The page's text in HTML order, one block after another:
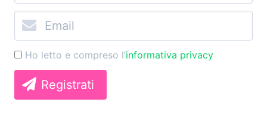
Ho letto e compreso l’informativa privacy
Registrati